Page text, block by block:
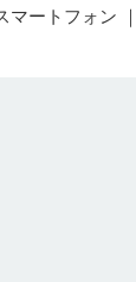
マートフォン ｜